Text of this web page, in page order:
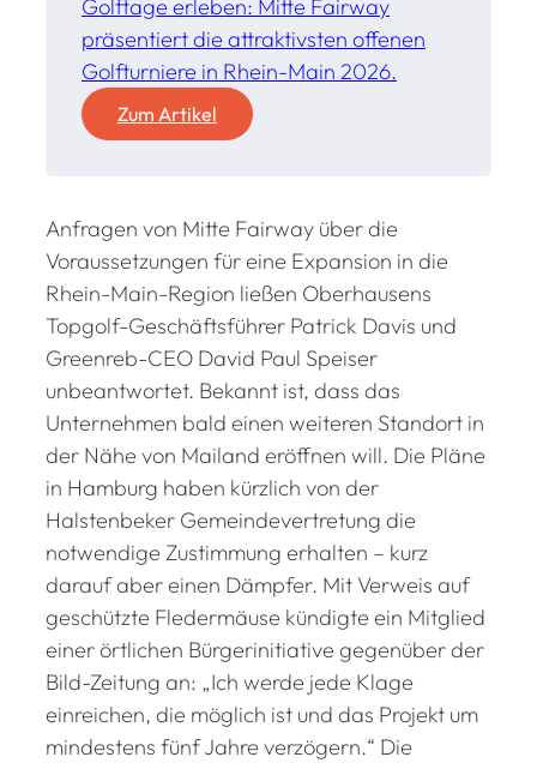
Golftage erleben: Mitte Fairway
präsentiert die attraktivsten offenen
Golfturniere in Rhein-Main 2026.
Zum Artikel
D
b
e
s
e
n
o
f
f
e
n
e
o
l
f
t
u
Anfragen von Mitte Fairway über die
Voraussetzungen für eine Expansion in die
Rhein-Main-Region ließen Oberhausens
Topgolf-Geschäftsführer Patrick Davis und
Greenreb-CEO David Paul Speiser
unbeantwortet. Bekannt ist, dass das
Unternehmen bald einen weiteren Standort in
der Nähe von Mailand eröffnen will. Die Pläne
in Hamburg haben kürzlich von der
Halstenbeker Gemeindevertretung die
notwendige Zustimmung erhalten – kurz
darauf aber einen Dämpfer. Mit Verweis auf
geschützte Fledermäuse kündigte ein Mitglied
einer örtlichen Bürgerinitiative gegenüber der
Bild-Zeitung an: „Ich werde jede Klage
einreichen, die möglich ist und das Projekt um
mindestens fünf Jahre verzögern.“ Die